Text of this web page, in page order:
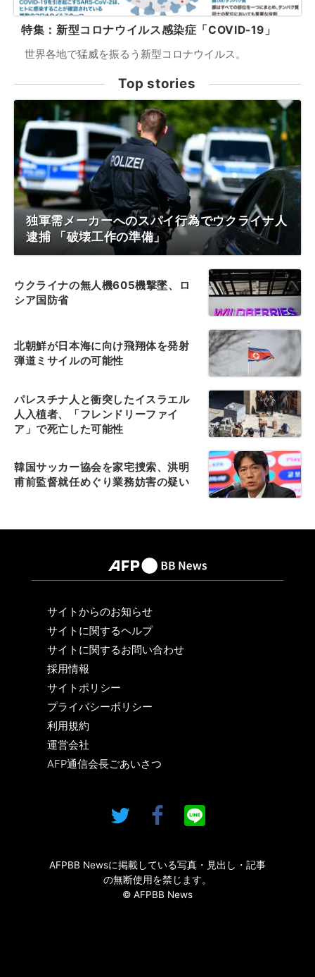
特集：新型コロナウイルス感染症「COVID-19」
世界各地で猛威を振るう新型コロナウイルス。
Top stories
独軍需メーカーへのスパイ行為でウクライナ人
逮捕 「破壊工作の準備」
ウクライナの無人機605機撃墜、ロ
シア国防省
北朝鮮が日本海に向け飛翔体を発射
弾道ミサイルの可能性
パレスチナ人と衝突したイスラエル
人入植者、「フレンドリーファイ
ア」で死亡した可能性
韓国サッカー協会を家宅捜索、洪明
甫前監督就任めぐり業務妨害の疑い
サイトからのお知らせ
サイトに関するヘルプ
サイトに関するお問い合わせ
採用情報
サイトポリシー
プライバシーポリシー
利用規約
運営会社
AFP通信会長ごあいさつ
AFPBB Newsに掲載している写真・見出し・記事
の無断使用を禁じます。
© AFPBB News